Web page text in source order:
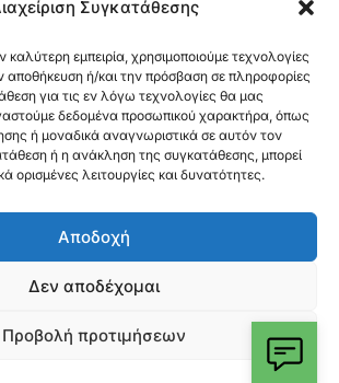
Συγκατάθεσης
καλύτερη εμπειρία, χρησιμοποιούμε τεχνολογίες
ή/και την πρόσβαση σε πληροφορίες
για τις εν λόγω τεχνολογίες θα μας
δεδομένα προσωπικού χαρακτήρα, όπως
ή μοναδικά αναγνωριστικά σε αυτόν τον
ή η ανάκληση της συγκατάθεσης, μπορεί
ορισμένες λειτουργίες και δυνατότητες.
Αποδοχή
Δεν αποδέχομαι
Προβολή προτιμήσεων
ZoumeSpiti.gr
Group(Orama Group Μ.Ι.Κ.Ε.) |
| Έδρα: Αθήνα, Ελλάδα |